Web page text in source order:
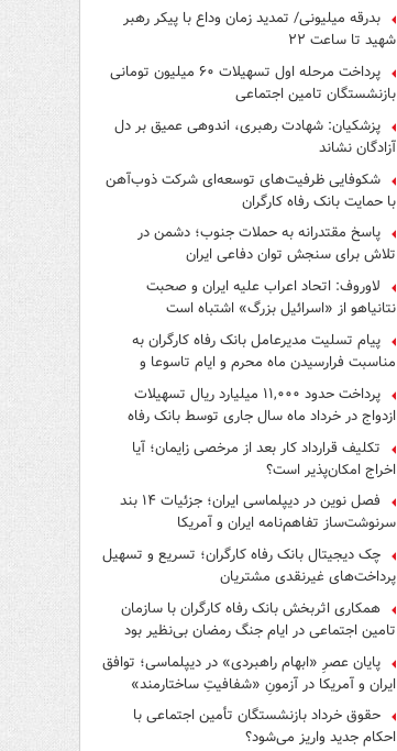
بدرقه میلیونی/ تمدید زمان وداع با پیکر رهبر
شهید تا ساعت ۲۲
پرداخت مرحله اول تسهیلات ۶۰ میلیون تومانی
بازنشستگان تامین اجتماعی
پزشکیان: شهادت رهبری، اندوهی عمیق بر دل
آزادگان نشاند
شکوفایی ظرفیت‌های توسعه‌ای شرکت ذوب‌آهن
با حمایت‌ بانک رفاه کارگران
پاسخ مقتدرانه به حملات جنوب؛ دشمن در
تلاش برای سنجش توان دفاعی ایران
لاوروف: اتحاد اعراب علیه ایران و صحبت
نتانیاهو از «اسرائیل بزرگ» اشتباه است
پیام تسلیت مدیرعامل بانک رفاه کارگران به
مناسبت فرارسیدن ماه محرم و ایام تاسوعا و
عاشورای حسینی
پرداخت حدود ۱۱,۰۰۰ میلیارد ریال تسهیلات
ازدواج در خرداد ماه سال جاری توسط بانک رفاه
کارگران
تکلیف قرارداد کار بعد از مرخصی زایمان؛ آیا
اخراج امکان‌پذیر است؟
فصل نوین در دیپلماسی ایران؛ جزئیات ۱۴ بند
سرنوشت‌ساز تفاهم‌نامه ایران و آمریکا
چک دیجیتال بانک رفاه کارگران؛ تسریع و تسهیل
پرداخت‌های غیرنقدی مشتریان
همکاری اثربخش بانک رفاه کارگران با سازمان
تامین اجتماعی در ایام جنگ رمضان بی‌نظیر بود
پایان عصرِ «ابهام راهبردی» در دیپلماسی؛ توافق
ایران و آمریکا در آزمونِ «شفافیتِ ساختارمند»
حقوق خرداد بازنشستگان تأمین اجتماعی با
احکام جدید واریز می‌شود؟